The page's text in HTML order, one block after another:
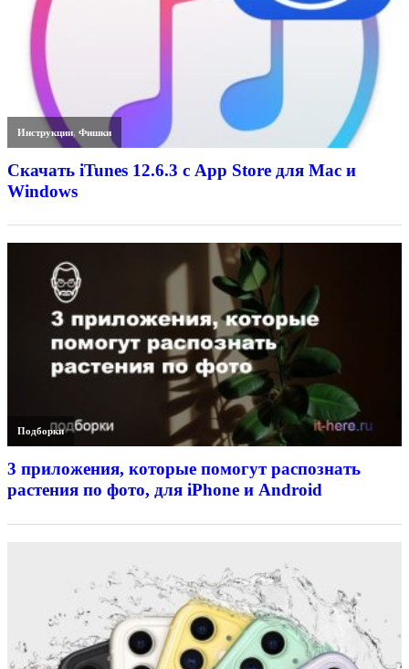
Инструкции,Фишки
Скачать iTunes 12.6.3 с App Store для Mac и
Windows
Подборки
3 приложения, которые помогут распознать
растения по фото, для iPhone и Android